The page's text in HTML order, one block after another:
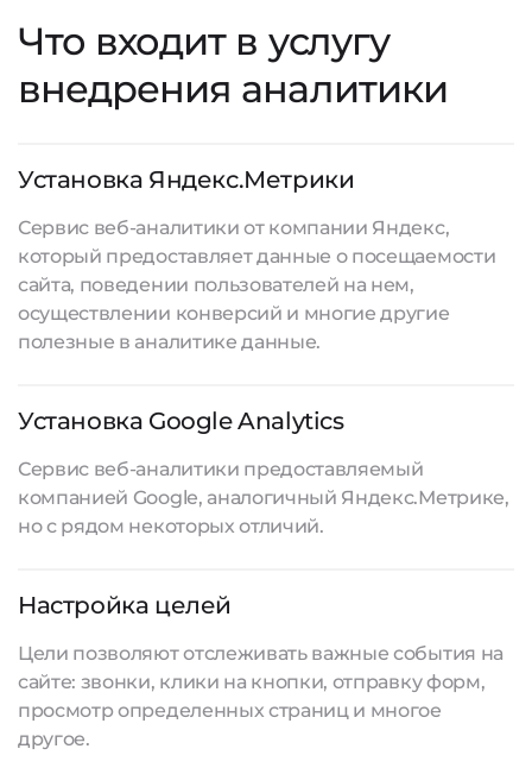
Что входит в услугу
внедрения аналитики
Установка Яндекс.Метрики
Сервис веб-аналитики от компании Яндекс,
который предоставляет данные о посещаемости
сайта, поведении пользователей на нем,
осуществлении конверсий и многие другие
полезные в аналитике данные.
Установка Google Analytics
Сервис веб-аналитики предоставляемый
компанией Google, аналогичный Яндекс.Метрике,
но с рядом некоторых отличий.
Настройка целей
Цели позволяют отслеживать важные события на
сайте: звонки, клики на кнопки, отправку форм,
просмотр определенных страниц и многое
другое.